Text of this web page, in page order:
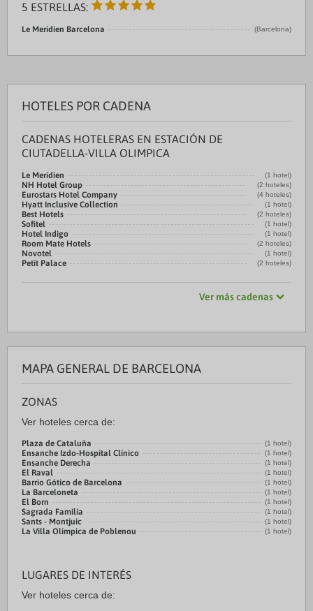
5 ESTRELLAS:
Le Meridien Barcelona (Barcelona)
HOTELES POR CADENA
CADENAS HOTELERAS EN ESTACIÓN DE
CIUTADELLA-VILLA OLIMPICA
Le Meridien (1 hotel)
NH Hotel Group (2 hoteles)
Eurostars Hotel Company (4 hoteles)
Hyatt Inclusive Collection (1 hotel)
Best Hotels (2 hoteles)
Sofitel (1 hotel)
Hotel Indigo (1 hotel)
Room Mate Hotels (2 hoteles)
Novotel (1 hotel)
Petit Palace (2 hoteles)
Ver más cadenas
MAPA GENERAL DE BARCELONA
ZONAS
Ver hoteles cerca de:
Plaza de Cataluña (1 hotel)
Ensanche Izdo-Hospital Clínico (1 hotel)
Ensanche Derecha (1 hotel)
El Raval (1 hotel)
Barrio Gótico de Barcelona (1 hotel)
La Barceloneta (1 hotel)
El Born (1 hotel)
Sagrada Familia (1 hotel)
Sants - Montjuic (1 hotel)
La Villa Olímpica de Poblenou (1 hotel)
LUGARES DE INTERÉS
Ver hoteles cerca de: